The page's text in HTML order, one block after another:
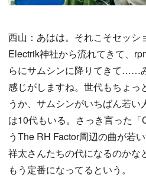
西山：あはは。それこそセッシ
Electrik神社から流れてきて、
らにサムシンに降りてきて……
感じがしますね。世代もちょっ
うか、サムシンがいちばん若
は10代もいる。さっき言った
うThe RH Factor周辺の曲が若
祥太さんたちの代になるのかな
もう定番になってるという。